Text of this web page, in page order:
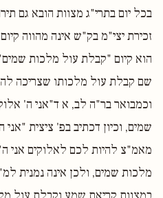
בכל יום בתרי"ג מצוות הובא גם
זכירת יצי"מ בק"ש אינה מהווה
הוא קיום "קבלת עול מלכות
שם קבלת עול מלכותו שצריכה
וכמבואר בר"ה לב, א ד"אני ה'
שמים, וכיון דכתיב בפ' ציצית
מאמ"צ להיות לכם לאלוקים אני
מלכות שמים, ולכן אינה נמנית